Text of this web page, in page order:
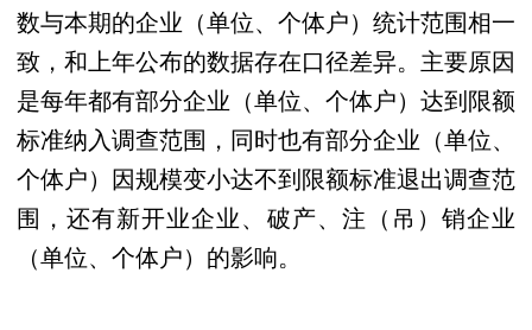
数与本期的企业（单位、个体户）统计范围相一
致，和上年公布的数据存在口径差异。主要原因
是每年都有部分企业（单位、个体户）达到限额
标准纳入调查范围，同时也有部分企业（单位、
个体户）因规模变小达不到限额标准退出调查范
围，还有新开业企业、破产、注（吊）销企业
（单位、个体户）的影响。